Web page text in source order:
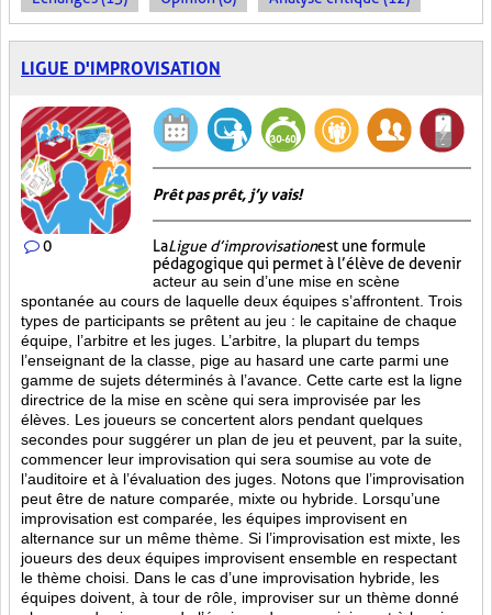
LIGUE D'IMPROVISATION
0
Prêt pas prêt, j’y vais!
LaLigue d’improvisationest une formule
pédagogique qui permet à l’élève de devenir
acteur au sein d’une mise en scène
spontanée au cours de laquelle deux équipes s’affrontent. Trois
types de participants se prêtent au jeu : le capitaine de chaque
équipe, l’arbitre et les juges. L’arbitre, la plupart du temps
l’enseignant de la classe, pige au hasard une carte parmi une
gamme de sujets déterminés à l’avance. Cette carte est la ligne
directrice de la mise en scène qui sera improvisée par les
élèves. Les joueurs se concertent alors pendant quelques
secondes pour suggérer un plan de jeu et peuvent, par la suite,
commencer leur improvisation qui sera soumise au vote de
l’auditoire et à l’évaluation des juges. Notons que l’improvisation
peut être de nature comparée, mixte ou hybride. Lorsqu’une
improvisation est comparée, les équipes improvisent en
alternance sur un même thème. Si l’improvisation est mixte, les
joueurs des deux équipes improvisent ensemble en respectant
le thème choisi. Dans le cas d’une improvisation hybride, les
équipes doivent, à tour de rôle, improviser sur un thème donné